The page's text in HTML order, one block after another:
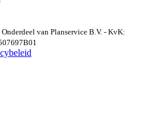
van Planservice B.V. - KvK: